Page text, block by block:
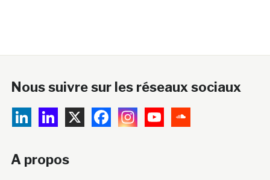
Nous suivre sur les réseaux sociaux
A propos